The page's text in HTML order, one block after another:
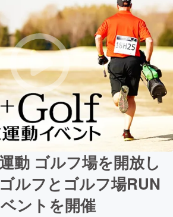
動 ゴルフ場を開放し
ルフとゴルフ場RUN
ントを開催